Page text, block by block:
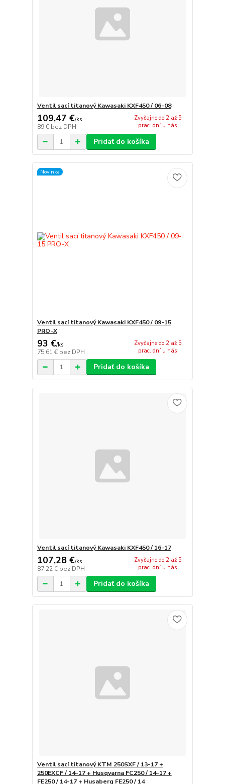
Ventil sací titanový Kawasaki KXF450 / 06-08
109,47 €/ks
89 € bez DPH
Zvyčajne do 2 až 5
prac. dní u nás
Pridať do košíka
Novinka
Ventil sací titanový Kawasaki KXF450 / 09-15
PRO-X
93 €/ks
75,61 € bez DPH
Zvyčajne do 2 až 5
prac. dní u nás
Pridať do košíka
Ventil sací titanový Kawasaki KXF450 / 16-17
107,28 €/ks
87,22 € bez DPH
Zvyčajne do 2 až 5
prac. dní u nás
Pridať do košíka
Ventil sací titanový KTM 250SXF / 13-17 +
250EXCF / 14-17 + Husqvarna FC250 / 14-17 +
FE250 / 14-17 + Husaberg FE250 / 14